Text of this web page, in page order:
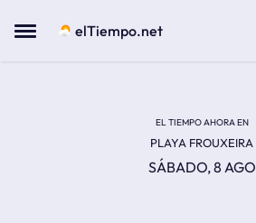
Menu elTiempo.net
EL TIEMPO AHORA EN
PLAYA FROUXEIRA
SÁBADO, 8 AGO